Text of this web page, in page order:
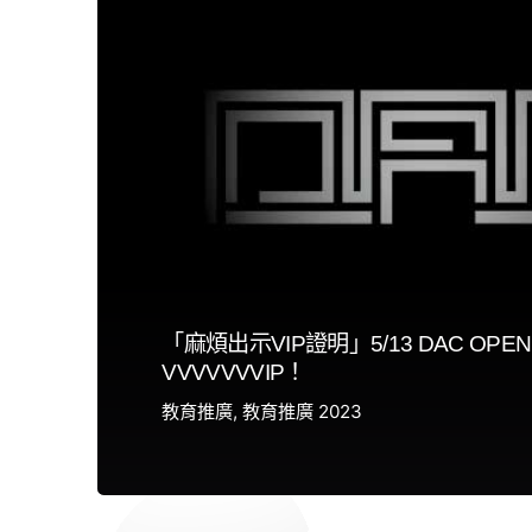
「麻煩出示VIP證明」5/13 DAC
VVVVVVVIP！
教育推廣 教育推廣 2023